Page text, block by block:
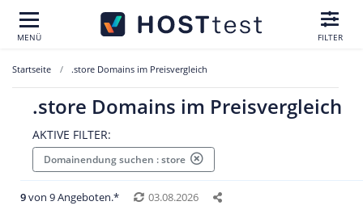
MENÜ FILTER
Startseite .store Domains im Preisvergleich
.store Domains im Preisvergleich
AKTIVE FILTER:
Domainendung suchen : store
9von 9 Angeboten.* 03.08.2026